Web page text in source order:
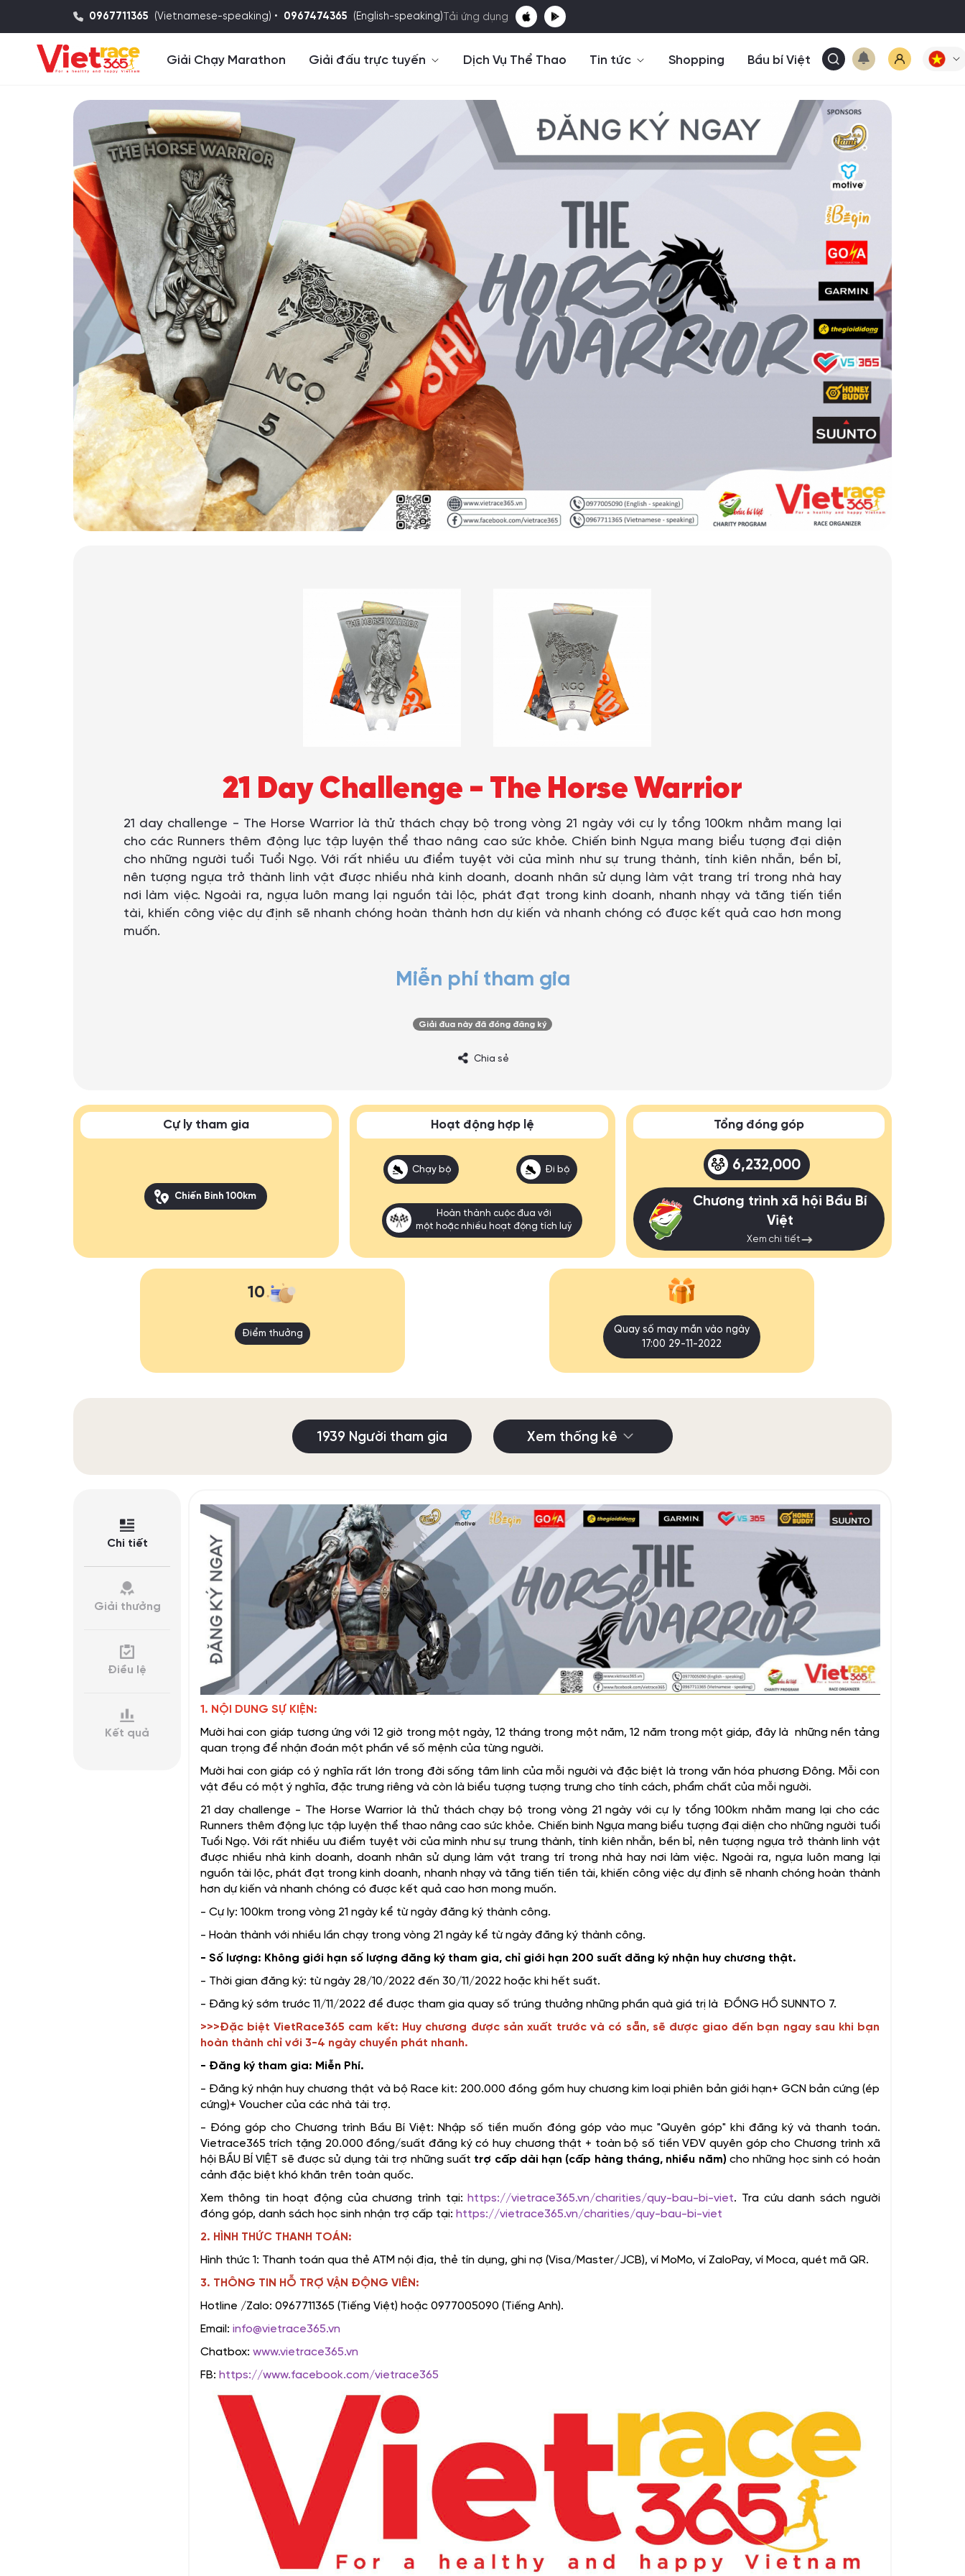
0967711365 (Vietnamese-speaking) • 0967474365 (English-speaking) Tải ứng dụng
Giải Chạy Marathon Giải đấu trực tuyến Dịch Vụ Thể Thao Tin tức Shopping Bầu bí Việt
21 Day Challenge - The Horse Warrior
21 day challenge - The Horse Warrior là thử thách chạy bộ trong vòng 21 ngày với cự ly tổng 100km nhằm mang lại
cho các Runners thêm động lực tập luyện thể thao nâng cao sức khỏe. Chiến binh Ngựa mang biểu tượng đại diện
cho những người tuổi Tuổi Ngọ. Với rất nhiều ưu điểm tuyệt vời của mình như sự trung thành, tính kiên nhẫn, bền bỉ,
nên tượng ngựa trở thành linh vật được nhiều nhà kinh doanh, doanh nhân sử dụng làm vật trang trí trong nhà hay
nơi làm việc. Ngoài ra, ngựa luôn mang lại nguồn tài lộc, phát đạt trong kinh doanh, nhanh nhạy và tăng tiến tiền
tài, khiến công việc dự định sẽ nhanh chóng hoàn thành hơn dự kiến và nhanh chóng có được kết quả cao hơn mong
muốn.
Miễn phí tham gia
Giải đua này đã đóng đăng ký
Chia sẻ
Cự ly tham gia
Chiến Binh 100km
Hoạt động hợp lệ
Chạy bộ Đi bộ
Hoàn thành cuộc đua với
một hoặc nhiều hoạt động tích luỹ
Tổng đóng góp
6,232,000
Chương trình xã hội Bầu Bí
Việt
Xem chi tiết
10
Điểm thưởng
Quay số may mắn vào ngày
17:00 29-11-2022
1939 Người tham gia Xem thống kê
Chi tiết
Giải thưởng
Điều lệ
Kết quả
1. NỘI DUNG SỰ KIỆN:
Mười hai con giáp tương ứng với 12 giờ trong một ngày, 12 tháng trong một năm, 12 năm trong một giáp, đây là những nền tảng
quan trọng để nhận đoán một phần về số mệnh của từng người.
Mười hai con giáp có ý nghĩa rất lớn trong đời sống tâm linh của mỗi người và đặc biệt là trong văn hóa phương Đông. Mỗi con
vật đều có một ý nghĩa, đặc trưng riêng và còn là biểu tượng tượng trưng cho tính cách, phẩm chất của mỗi người.
21 day challenge - The Horse Warrior là thử thách chạy bộ trong vòng 21 ngày với cự ly tổng 100km nhằm mang lại cho các
Runners thêm động lực tập luyện thể thao nâng cao sức khỏe. Chiến binh Ngựa mang biểu tượng đại diện cho những người tuổi
Tuổi Ngọ. Với rất nhiều ưu điểm tuyệt vời của mình như sự trung thành, tính kiên nhẫn, bền bỉ, nên tượng ngựa trở thành linh vật
được nhiều nhà kinh doanh, doanh nhân sử dụng làm vật trang trí trong nhà hay nơi làm việc. Ngoài ra, ngựa luôn mang lại
nguồn tài lộc, phát đạt trong kinh doanh, nhanh nhạy và tăng tiến tiền tài, khiến công việc dự định sẽ nhanh chóng hoàn thành
hơn dự kiến và nhanh chóng có được kết quả cao hơn mong muốn.
- Cự ly: 100km trong vòng 21 ngày kể từ ngày đăng ký thành công.
- Hoàn thành với nhiều lần chạy trong vòng 21 ngày kể từ ngày đăng ký thành công.
- Số lượng: Không giới hạn số lượng đăng ký tham gia, chỉ giới hạn 200 suất đăng ký nhận huy chương thật.
- Thời gian đăng ký: từ ngày 28/10/2022 đến 30/11/2022 hoặc khi hết suất.
- Đăng ký sớm trước 11/11/2022 để được tham gia quay số trúng thưởng những phần quà giá trị là ĐỒNG HỒ SUNNTO 7.
>>>Đặc biệt VietRace365 cam kết: Huy chương được sản xuất trước và có sẵn, sẽ được giao đến bạn ngay sau khi bạn
hoàn thành chỉ với 3-4 ngày chuyển phát nhanh.
- Đăng ký tham gia: Miễn Phí.
- Đăng ký nhận huy chương thật và bộ Race kit: 200.000 đồng gồm huy chương kim loại phiên bản giới hạn+ GCN bản cứng (ép
cứng)+ Voucher của các nhà tài trợ.
- Đóng góp cho Chương trình Bầu Bí Việt: Nhập số tiền muốn đóng góp vào mục "Quyên góp" khi đăng ký và thanh toán.
Vietrace365 trích tặng 20.000 đồng/suất đăng ký có huy chương thật + toàn bộ số tiền VĐV quyên góp cho Chương trình xã
hội BẦU BÍ VIỆT sẽ được sử dụng tài trợ những suất trợ cấp dài hạn (cấp hàng tháng, nhiều năm) cho những học sinh có hoàn
cảnh đặc biệt khó khăn trên toàn quốc.
Xem thông tin hoạt động của chương trình tại:https://vietrace365.vn/charities/quy-bau-bi-viet. Tra cứu danh sách người
đóng góp, danh sách học sinh nhận trợ cấp tại: https://vietrace365.vn/charities/quy-bau-bi-viet
2. HÌNH THỨC THANH TOÁN:
Hình thức 1: Thanh toán qua thẻ ATM nội địa, thẻ tín dụng, ghi nợ (Visa/Master/JCB), ví MoMo, ví ZaloPay, ví Moca, quét mã QR.
3. THÔNG TIN HỖ TRỢ VẬN ĐỘNG VIÊN:
Hotline /Zalo: 0967711365 (Tiếng Việt) hoặc 0977005090 (Tiếng Anh).
Email: info@vietrace365.vn
Chatbox: www.vietrace365.vn
FB: https://www.facebook.com/vietrace365